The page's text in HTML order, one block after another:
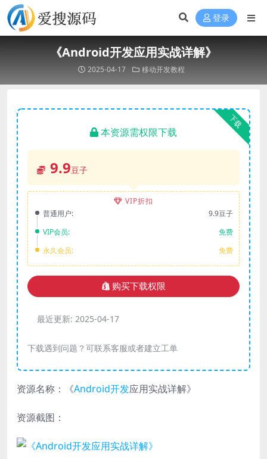
登录
《Android开发应用实战详解》
2025-04-17 移动开发教程
下载
本资源需权限下载
9.9豆子
VIP折扣
普通用户:
9.9豆子
VIP会员:
免费
永久会员:
免费
购买下载权限
最近更新: 2025-04-17
下载遇到问题？可联系客服或者建立工单
资源名称：《Android开发应用实战详解》
资源截图：